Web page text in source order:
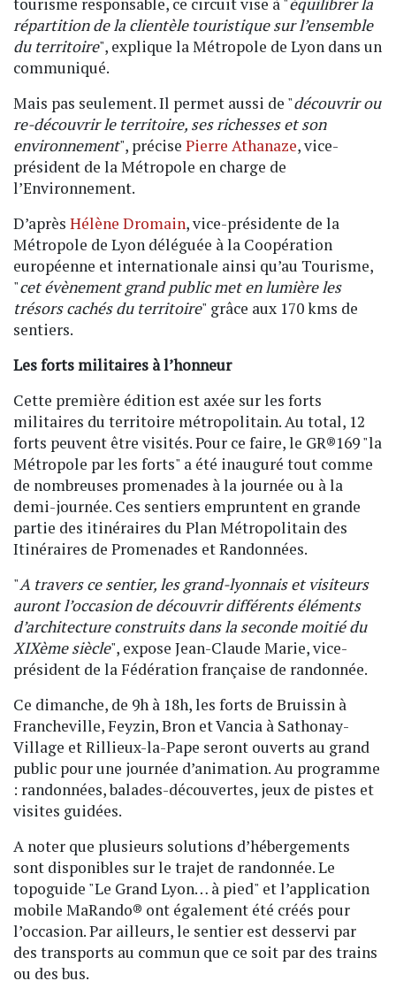
tourisme responsable, ce circuit vise à "équilibrer la
répartition de la clientèle touristique sur l’ensemble
du territoire", explique la Métropole de Lyon dans un
communiqué.
Mais pas seulement. Il permet aussi de "découvrir ou
re-découvrir le territoire, ses richesses et son
environnement", précise Pierre Athanaze, vice-
président de la Métropole en charge de
l’Environnement.
D’après Hélène Dromain, vice-présidente de la
Métropole de Lyon déléguée à la Coopération
européenne et internationale ainsi qu’au Tourisme,
"cet évènement grand public met en lumière les
trésors cachés du territoire" grâce aux 170 kms de
sentiers.
Les forts militaires à l’honneur
Cette première édition est axée sur les forts
militaires du territoire métropolitain. Au total, 12
forts peuvent être visités. Pour ce faire, le GR®169 "la
Métropole par les forts" a été inauguré tout comme
de nombreuses promenades à la journée ou à la
demi-journée. Ces sentiers empruntent en grande
partie des itinéraires du Plan Métropolitain des
Itinéraires de Promenades et Randonnées.
"A travers ce sentier, les grand-lyonnais et visiteurs
auront l’occasion de découvrir différents éléments
d’architecture construits dans la seconde moitié du
XIXème siècle", expose Jean-Claude Marie, vice-
président de la Fédération française de randonnée.
Ce dimanche, de 9h à 18h, les forts de Bruissin à
Francheville, Feyzin, Bron et Vancia à Sathonay-
Village et Rillieux-la-Pape seront ouverts au grand
public pour une journée d’animation. Au programme
: randonnées, balades-découvertes, jeux de pistes et
visites guidées.
A noter que plusieurs solutions d’hébergements
sont disponibles sur le trajet de randonnée. Le
topoguide "Le Grand Lyon… à pied" et l’application
mobile MaRando® ont également été créés pour
l’occasion. Par ailleurs, le sentier est desservi par
des transports au commun que ce soit par des trains
ou des bus.